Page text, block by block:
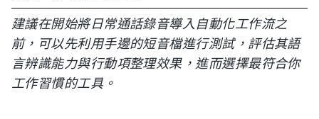
建議在開始將日常通話錄音導入自動化工作流之
前，可以先利用手邊的短音檔進行測試，評估其語
言辨識能力與行動項整理效果，進而選擇最符合你
工作習慣的工具。